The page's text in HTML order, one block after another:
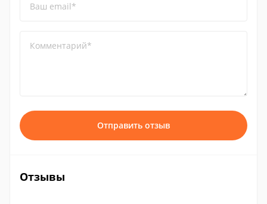
Ваш email*
Комментарий*
Отправить отзыв
Отзывы